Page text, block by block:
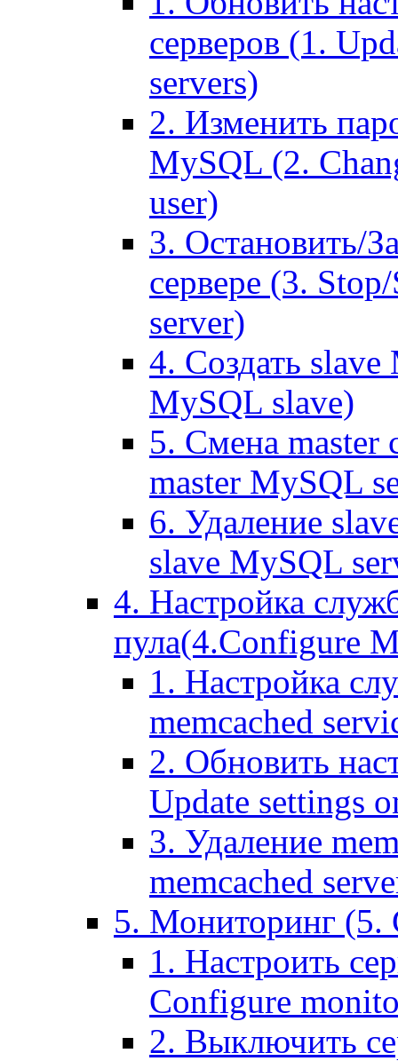
серверов (1.
servers)
2. Изменить
MySQL (2.
user)
3. Остановить/
сервере (3.
server)
4. Создать
MySQL slave)
5. Смена master
master MySQL
6. Удаление
slave MySQL
4. Настройка
пула(4.Configure
1. Настройка
memcached
2. Обновить
Update settings
3. Удаление
memcached
5. Мониторинг (5.
1. Настроить
Configure
2. Выключить